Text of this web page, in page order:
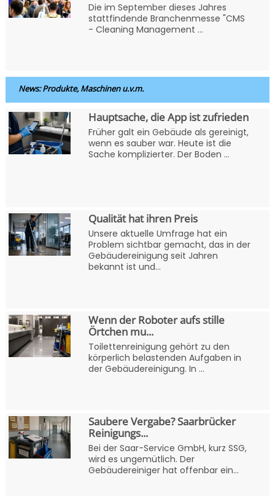
Die im September dieses Jahres
stattfindende Branchenmesse "CMS
- Cleaning Management ...
News: Produkte, Maschinen u.v.m.
Hauptsache, die App ist zufrieden
Früher galt ein Gebäude als gereinigt,
wenn es sauber war. Heute ist die
Sache komplizierter. Der Boden ...
Qualität hat ihren Preis
Unsere aktuelle Umfrage hat ein
Problem sichtbar gemacht, das in der
Gebäudereinigung seit Jahren
bekannt ist und...
Wenn der Roboter aufs stille
Örtchen mu...
Toilettenreinigung gehört zu den
körperlich belastenden Aufgaben in
der Gebäudereinigung. In ...
Saubere Vergabe? Saarbrücker
Reinigungs...
Bei der Saar-Service GmbH, kurz SSG,
wird es ungemütlich. Der
Gebäudereiniger hat offenbar ein...